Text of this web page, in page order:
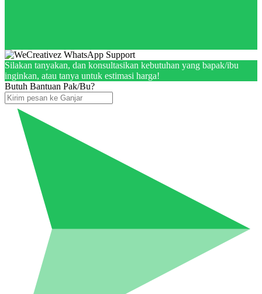
Silakan tanyakan, dan konsultasikan kebutuhan yang bapak/ibu
inginkan, atau tanya untuk estimasi harga!
Butuh Bantuan Pak/Bu?